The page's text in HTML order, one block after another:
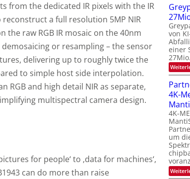
from the dedicated IR pixels with the IR
a full resolution 5MP NIR
the raw RGB IR mosaic on the 40nm
or resampling – the sensor
delivering up to roughly twice the
to simple host side interpolation.
RGB and high detail NIR as separate,
multispectral camera design.
for people‘ to ‚data for machines‘,
can do more than raise
von
einer
4K-
4K-
um